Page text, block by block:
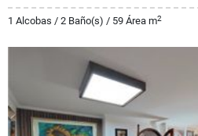
1 Alcobas / 2 Baño(s) / 59 Área m2